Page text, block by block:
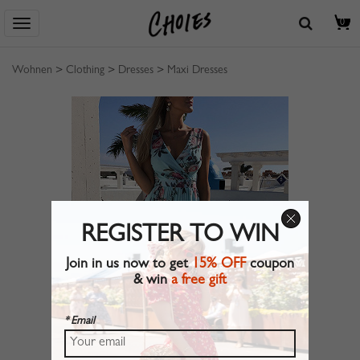
0
Wohnen > Clothing > Dresses > Maxi Dresses
REGISTER TO WIN
Join in us now to get15% OFFcoupon
& wina free gift
* Email